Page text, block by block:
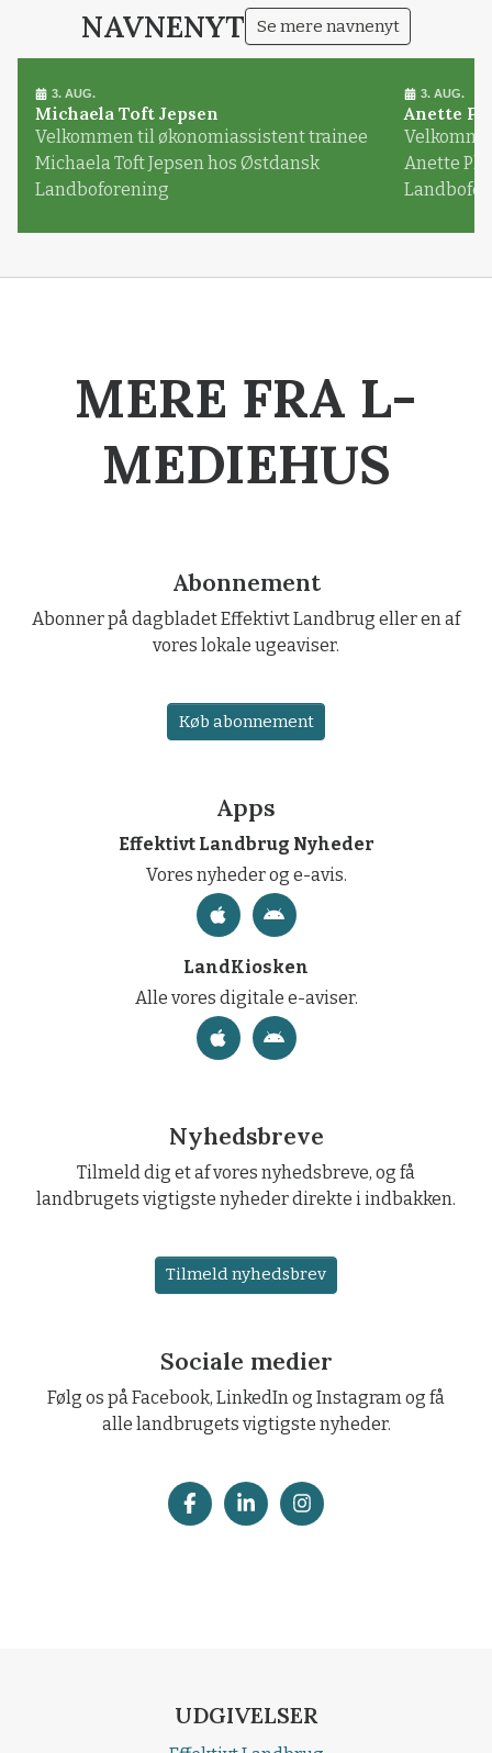
NAVNENYT Se mere navnenyt
3. AUG.
Michaela Toft Jepsen
Velkommen til økonomiassistent trainee
Michaela Toft Jepsen hos Østdansk
Landboforening
3. AUG.
Anette
Anette
MERE FRA L-
MEDIEHUS
Abonnement
Abonner på dagbladet Effektivt Landbrug eller en af
vores lokale ugeaviser.
Køb abonnement
Apps
Effektivt Landbrug Nyheder
Vores nyheder og e-avis.
LandKiosken
Alle vores digitale e-aviser.
Nyhedsbreve
Tilmeld dig et af vores nyhedsbreve, og få
landbrugets vigtigste nyheder direkte i indbakken.
Tilmeld nyhedsbrev
Sociale medier
Følg os på Facebook, LinkedIn og Instagram og få
alle landbrugets vigtigste nyheder.
UDGIVELSER